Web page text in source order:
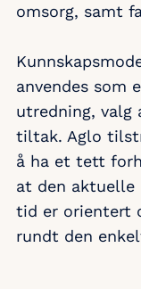
omsorg, samt
anvendes som
utredning, valg
tiltak. Aglo
å ha et tett
at den aktuelle
tid er orientert
rundt den